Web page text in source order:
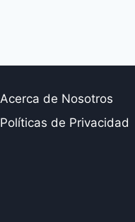
Acerca de Nosotros
Políticas de Privacidad